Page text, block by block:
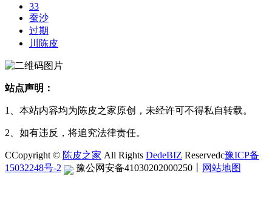
33
蚕沙
过期
川陈皮
站点声明：
1、本站内容均为陈皮之家原创，未经许可不得私自转载。
2、如有违反，将追究法律责任。
CCopyright © 陈皮之家 All Rights DedeBIZ Reservedc豫ICP备
15032248号-2
豫公网安备41030202000250 网站地图